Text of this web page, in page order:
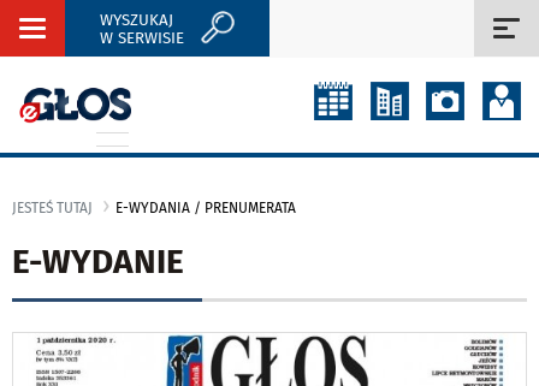
Rozwiń
WYSZUKAJ
W SERWISIE
JESTEŚ TUTAJ E-WYDANIA / PRENUMERATA
E-WYDANIE